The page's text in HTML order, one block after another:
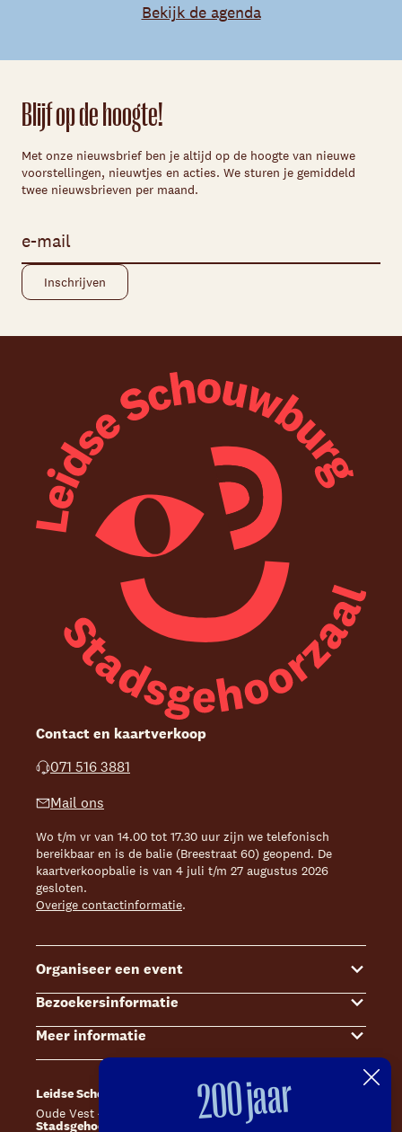
Bekijk de agenda
Blijf op de hoogte!
Met onze nieuwsbrief ben je altijd op de hoogte van nieuwe
voorstellingen, nieuwtjes en acties. We sturen je gemiddeld
twee nieuwsbrieven per maand.
Contact en kaartverkoop
071 516 3881
Mail ons
Wo t/m vr van 14.00 tot 17.30 uur zijn we telefonisch
bereikbaar en is de balie (Breestraat 60) geopend. De
kaartverkoopbalie is van 4 juli t/m 27 augustus 2026
gesloten.
Overige contactinformatie.
Organiseer een event
Events
Zalenoverzicht
Contact Sales & Events
Offerte aanvragen
Bezoekersinformatie
Kaartverkoop
Bereikbaarheid
Toegankelijkheid
Meer informatie
Steun ons
Leidse Schouwburg
Oude Vest 43, 2312 XS Leiden
Stadsgehoorzaal Leiden
Café Caat
Catharinahof, 2311 CS Leiden
200 jaar